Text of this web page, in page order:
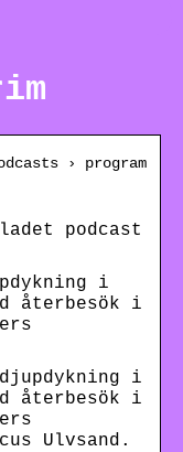
› program
podcast
i
återbesök i
i
återbesök i
Ulvsand.